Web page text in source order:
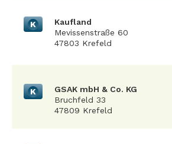
K
Kaufland
Mevissenstraße 60
47803 Krefeld
K
GSAK mbH & Co. KG
Bruchfeld 33
47809 Krefeld